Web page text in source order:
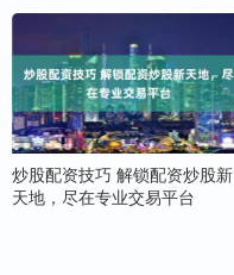
炒股配资技巧 解锁配资炒股新
天地，尽在专业交易平台